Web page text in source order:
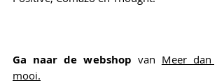
Ga naar de webshop van Meer dan
mooi.